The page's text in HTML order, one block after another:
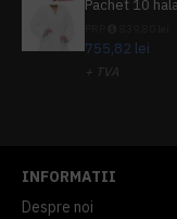
755,82 lei
+ TVA
INFORMATII
Despre noi